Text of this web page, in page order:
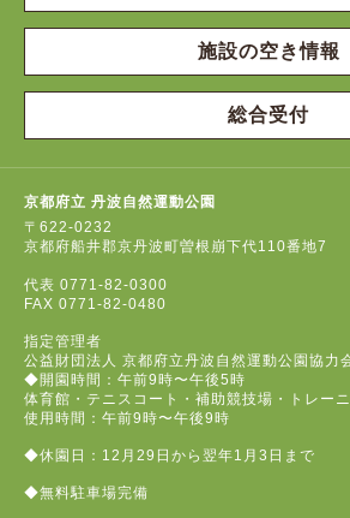
施設の空き情報
総合受付
京都府立 丹波自然運動公園
〒622-0232
京都府船井郡京丹波町曽根崩下代110番地7
代表 0771-82-0300
FAX 0771-82-0480
指定管理者
公益財団法人 京都府立丹波自然運動公園協力
◆開園時間：午前9時〜午後5時
体育館・テニスコート・補助競技場・トレー
使用時間：午前9時〜午後9時
◆休園日：12月29日から翌年1月3日まで
◆無料駐車場完備